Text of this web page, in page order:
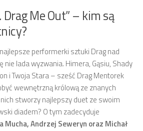
Drag Me Out” – kim są
performerki sztuki Drag nad
nie lada wyzwania. Himera, Gąsiu, Shady
i Twoja Stara – sześć Drag Mentorek
wewnętrzną królową ze znanych
stworzy najlepszy duet ze swoim
diadem? O tym zadecyduje
Mucha, Andrzej Seweryn oraz Michał